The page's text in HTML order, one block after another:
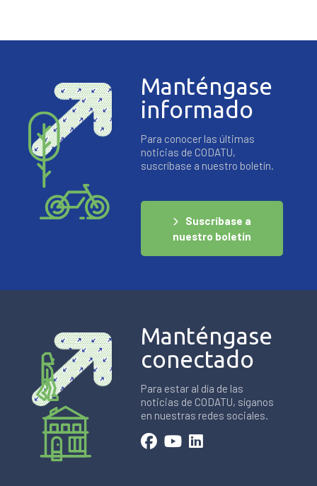
Manténgase
informado
Para conocer las últimas
noticias de CODATU,
suscríbase a nuestro boletín.
Suscríbase a
nuestro boletín
Manténgase
conectado
Para estar al día de las
noticias de CODATU, síganos
en nuestras redes sociales.